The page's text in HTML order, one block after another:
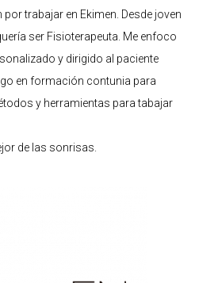
por trabajar en Ekimen. Desde joven
ser Fisioterapeuta. Me enfoco
y dirigido al paciente
en formación contunia para
y herramientas para tabajar
de las sonrisas.